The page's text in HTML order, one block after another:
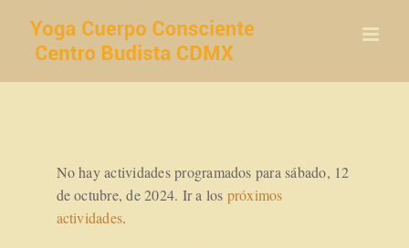
contenido
No hay actividades programados para sábado, 12
de octubre, de 2024. Ir a los próximos
actividades.